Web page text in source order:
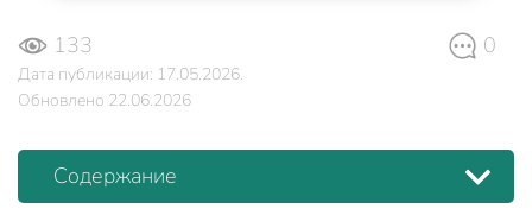
133 0
Дата публикации: 17.05.2026.
Обновлено 22.06.2026
Содержание